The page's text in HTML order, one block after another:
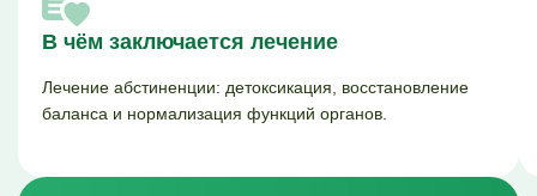
В чём заключается лечение
Лечение абстиненции: детоксикация, восстановление
баланса и нормализация функций органов.